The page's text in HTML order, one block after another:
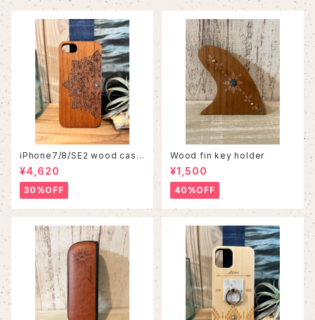
iPhone7/8/SE2 wood case
86
¥4,620
30%OFF
Wood fin key holder
¥1,500
40%OFF